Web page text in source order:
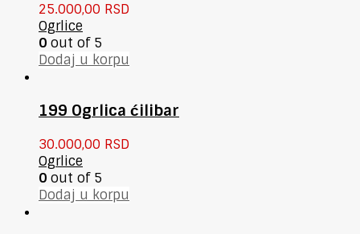
25.000,00 RSD
Ogrlice
0 out of 5
Dodaj u korpu
199 Ogrlica ćilibar
30.000,00 RSD
Ogrlice
0 out of 5
Dodaj u korpu